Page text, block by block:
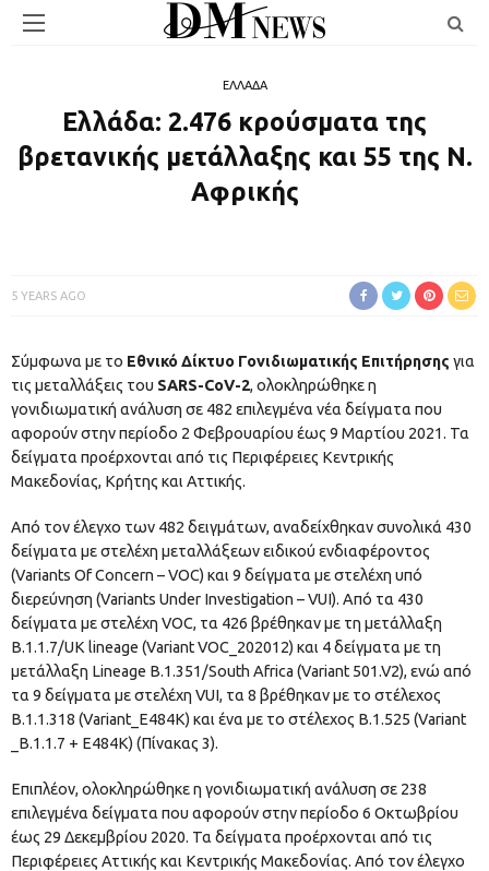
ΕΛΛΑΔΑ
Ελλάδα: 2.476 κρούσματα της
βρετανικής μετάλλαξης και 55 της Ν.
Αφρικής
5 YEARS AGO
Σύμφωνα με το Eθνικό Δίκτυο Γονιδιωματικής Επιτήρησης για
τις μεταλλάξεις του SARS-CoV-2, ολοκληρώθηκε η
γονιδιωματική ανάλυση σε 482 επιλεγμένα νέα δείγματα που
αφορούν στην περίοδο 2 Φεβρουαρίου έως 9 Μαρτίου 2021. Τα
δείγματα προέρχονται από τις Περιφέρειες Κεντρικής
Μακεδονίας, Κρήτης και Αττικής.
Από τον έλεγχο των 482 δειγμάτων, αναδείχθηκαν συνολικά 430
δείγματα με στελέχη μεταλλάξεων ειδικού ενδιαφέροντος
(Variants Of Concern – VOC) και 9 δείγματα με στελέχη υπό
διερεύνηση (Variants Under Investigation – VUI). Από τα 430
δείγματα με στελέχη VOC, τα 426 βρέθηκαν με τη μετάλλαξη
Β.1.1.7/UK lineage (Variant VOC_202012) και 4 δείγματα με τη
μετάλλαξη Lineage B.1.351/South Africa (Variant 501.V2), ενώ από
τα 9 δείγματα με στελέχη VUI, τα 8 βρέθηκαν με το στέλεχος
B.1.1.318 (Variant_E484K) και ένα με το στέλεχος Β.1.525 (Variant
_B.1.1.7 + E484K) (Πίνακας 3).
Επιπλέον, ολοκληρώθηκε η γονιδιωματική ανάλυση σε 238
επιλεγμένα δείγματα που αφορούν στην περίοδο 6 Οκτωβρίου
έως 29 Δεκεμβρίου 2020. Τα δείγματα προέρχονται από τις
Περιφέρειες Αττικής και Κεντρικής Μακεδονίας. Από τον έλεγχο